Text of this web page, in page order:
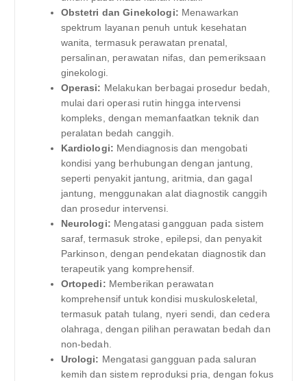
Obstetri dan Ginekologi: Menawarkan
spektrum layanan penuh untuk kesehatan
wanita, termasuk perawatan prenatal,
persalinan, perawatan nifas, dan pemeriksaan
ginekologi.
Operasi: Melakukan berbagai prosedur bedah,
mulai dari operasi rutin hingga intervensi
kompleks, dengan memanfaatkan teknik dan
peralatan bedah canggih.
Kardiologi: Mendiagnosis dan mengobati
kondisi yang berhubungan dengan jantung,
seperti penyakit jantung, aritmia, dan gagal
jantung, menggunakan alat diagnostik canggih
dan prosedur intervensi.
Neurologi: Mengatasi gangguan pada sistem
saraf, termasuk stroke, epilepsi, dan penyakit
Parkinson, dengan pendekatan diagnostik dan
terapeutik yang komprehensif.
Ortopedi: Memberikan perawatan
komprehensif untuk kondisi muskuloskeletal,
termasuk patah tulang, nyeri sendi, dan cedera
olahraga, dengan pilihan perawatan bedah dan
non-bedah.
Urologi: Mengatasi gangguan pada saluran
kemih dan sistem reproduksi pria, dengan fokus